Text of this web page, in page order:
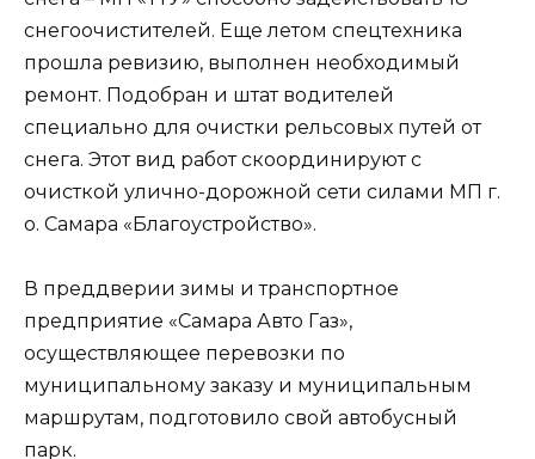
снегоочистителей. Еще летом спецтехника
прошла ревизию, выполнен необходимый
ремонт. Подобран и штат водителей
специально для очистки рельсовых путей от
снега. Этот вид работ скоординируют с
очисткой улично-дорожной сети силами МП г.
о. Самара «Благоустройство».
В преддверии зимы и транспортное
предприятие «Самара Авто Газ»,
осуществляющее перевозки по
муниципальному заказу и муниципальным
маршрутам, подготовило свой автобусный
парк.